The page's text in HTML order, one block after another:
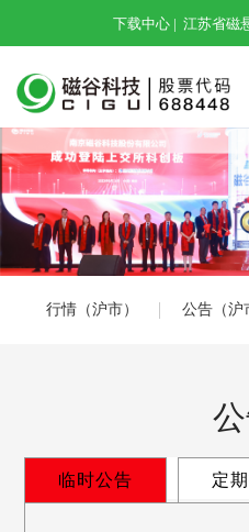
下载中心 |江苏省磁
行情（沪市） 公告（沪